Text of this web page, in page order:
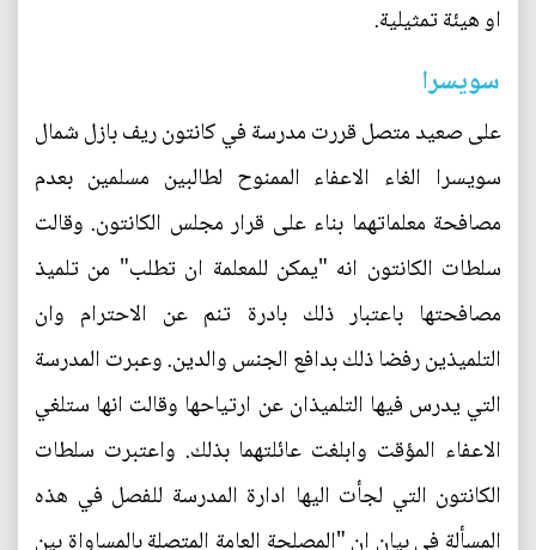
او هيئة تمثيلية.
سويسرا
على صعيد متصل قررت مدرسة في كانتون ريف بازل شمال
سويسرا الغاء الاعفاء الممنوح لطالبين مسلمين بعدم
مصافحة معلماتهما بناء على قرار مجلس الكانتون. وقالت
سلطات الكانتون انه "يمكن للمعلمة ان تطلب" من تلميذ
مصافحتها باعتبار ذلك بادرة تنم عن الاحترام وان
التلميذين رفضا ذلك بدافع الجنس والدين. وعبرت المدرسة
التي يدرس فيها التلميذان عن ارتياحها وقالت انها ستلغي
الاعفاء المؤقت وابلغت عائلتهما بذلك. واعتبرت سلطات
الكانتون التي لجأت اليها ادارة المدرسة للفصل في هذه